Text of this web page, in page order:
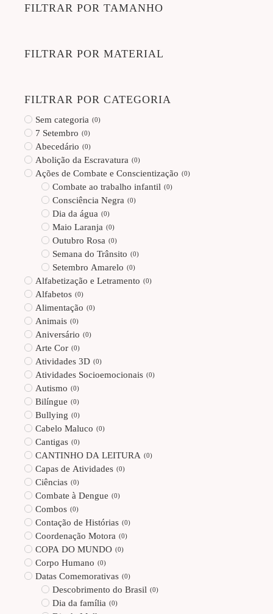
FILTRAR POR TAMANHO
FILTRAR POR MATERIAL
FILTRAR POR CATEGORIA
Sem categoria (0)
7 Setembro (0)
Abecedário (0)
Abolição da Escravatura (0)
Ações de Combate e Conscientização (0)
Combate ao trabalho infantil (0)
Consciência Negra (0)
Dia da água (0)
Maio Laranja (0)
Outubro Rosa (0)
Semana do Trânsito (0)
Setembro Amarelo (0)
Alfabetização e Letramento (0)
Alfabetos (0)
Alimentação (0)
Animais (0)
Aniversário (0)
Arte Cor (0)
Atividades 3D (0)
Atividades Socioemocionais (0)
Autismo (0)
Bilíngue (0)
Bullying (0)
Cabelo Maluco (0)
Cantigas (0)
CANTINHO DA LEITURA (0)
Capas de Atividades (0)
Ciências (0)
Combate à Dengue (0)
Combos (0)
Contação de Histórias (0)
Coordenação Motora (0)
COPA DO MUNDO (0)
Corpo Humano (0)
Datas Comemorativas (0)
Descobrimento do Brasil (0)
Dia da família (0)